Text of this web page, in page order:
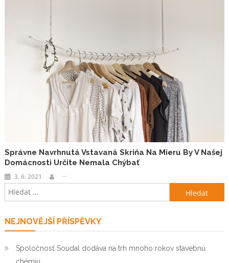
Správne Navrhnutá Vstavaná Skriňa Na Mieru By V Našej
Domácnosti Určite Nemala Chýbať
3. 6. 2021
Vyhledávání
NEJNOVĚJŠÍ PŘÍSPĚVKY
Spoločnosť Soudal dodáva na trh mnoho rokov stavebnú